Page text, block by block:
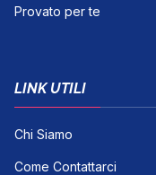
Provato per te
LINK UTILI
Chi Siamo
Come Contattarci